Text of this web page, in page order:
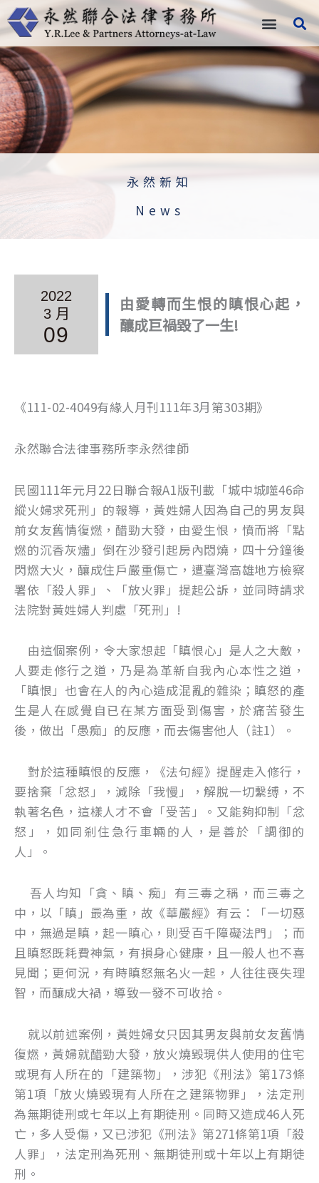
跳
至
主
要
內
容
永然新知
News
2022
3 月
09
由愛轉而生恨的瞋恨心起，
釀成巨禍毀了一生!
《111-02-4049有緣人月刊111年3月第303期》
永然聯合法律事務所李永然律師
民國111年元月22日聯合報A1版刊載「城中城噬46命
縱火婦求死刑」的報導，黃姓婦人因為自己的男友與
前女友舊情復燃，醋勁大發，由愛生恨，憤而將「點
燃的沉香灰燼」倒在沙發引起房內悶燒，四十分鐘後
閃燃大火，釀成住戶嚴重傷亡，遭臺灣高雄地方檢察
署依「殺人罪」、「放火罪」提起公訴，並同時請求
法院對黃姓婦人判處「死刑」!
由這個案例，令大家想起「瞋恨心」是人之大敵，
人要走修行之道，乃是為革新自我內心本性之道，
「瞋恨」也會在人的內心造成混亂的雜染；瞋怒的產
生是人在感覺自已在某方面受到傷害，於痛苦發生
後，做出「愚痴」的反應，而去傷害他人（註1）。
對於這種瞋恨的反應，《法句經》提醒走入修行，
要捨棄「忿怒」，減除「我慢」，解脫一切繫缚，不
執著名色，這樣人才不會「受苦」。又能夠抑制「忿
怒」，如同剎住急行車輛的人，是善於「調御的
人」。
吾人均知「貪、瞋、痴」有三毒之稱，而三毒之
中，以「瞋」最為重，故《華嚴經》有云：「一切惡
中，無過是瞋，起一瞋心，則受百千障礙法門」；而
且瞋怒既耗費神氣，有損身心健康，且一般人也不喜
見聞；更何況，有時瞋怒無名火一起，人往往喪失理
智，而釀成大禍，導致一發不可收拾。
就以前述案例，黃姓婦女只因其男友與前女友舊情
復燃，黃婦就醋勁大發，放火燒毀現供人使用的住宅
或現有人所在的「建築物」，涉犯《刑法》第173條
第1項「放火燒毀現有人所在之建築物罪」，法定刑
為無期徒刑或七年以上有期徒刑。同時又造成46人死
亡，多人受傷，又已涉犯《刑法》第271條第1項「殺
人罪」，法定刑為死刑、無期徒刑或十年以上有期徒
刑。